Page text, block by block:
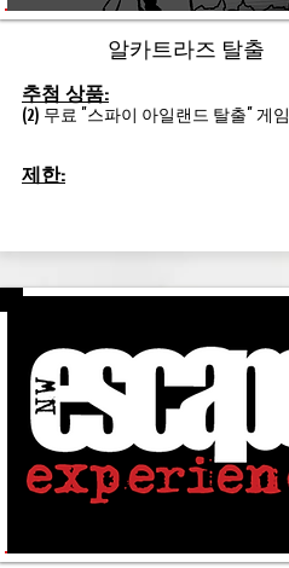
알카트라즈 탈출
추첨 상품:
(2) 무료 "스파이 아일랜드 탈출" 게임
제한: